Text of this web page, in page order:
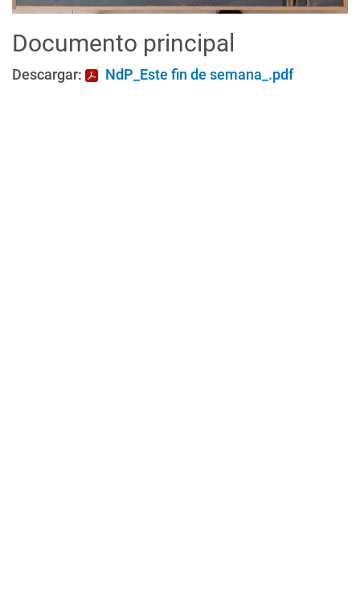
Documento principal
Descargar: NdP_Este fin de semana_.pdf